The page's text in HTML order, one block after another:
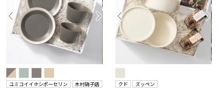
ユミコイイホシポーセリン 木村硝子店 クド ズッペン